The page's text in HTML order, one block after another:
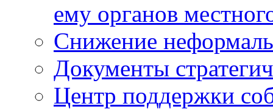
ему органов
Снижение
Документы
Центр поддержки